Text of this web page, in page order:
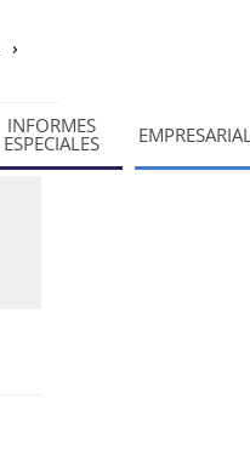
INFORMES
ESPECIALES